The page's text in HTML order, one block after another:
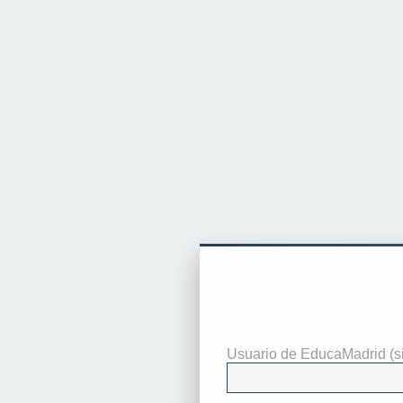
Necesitas
Usuario de EducaMadrid